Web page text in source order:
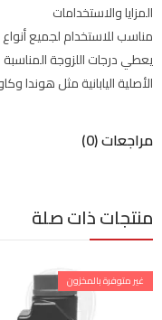
المزايا والاستخدامات
مناسب للاستخدام لجميع أنواع
يعطي درجات اللزوجة
الأصلية اليابانية مثل
مراجعات (0)
منتجات ذات صلة
غير متوفرة بالمخزون